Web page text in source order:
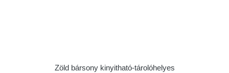
Zöld bársony kinyitható-tárolóhelyes